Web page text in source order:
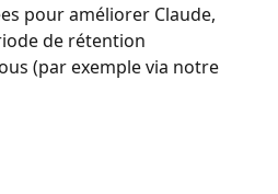
pour améliorer Claude,
de rétention
(par exemple via notre